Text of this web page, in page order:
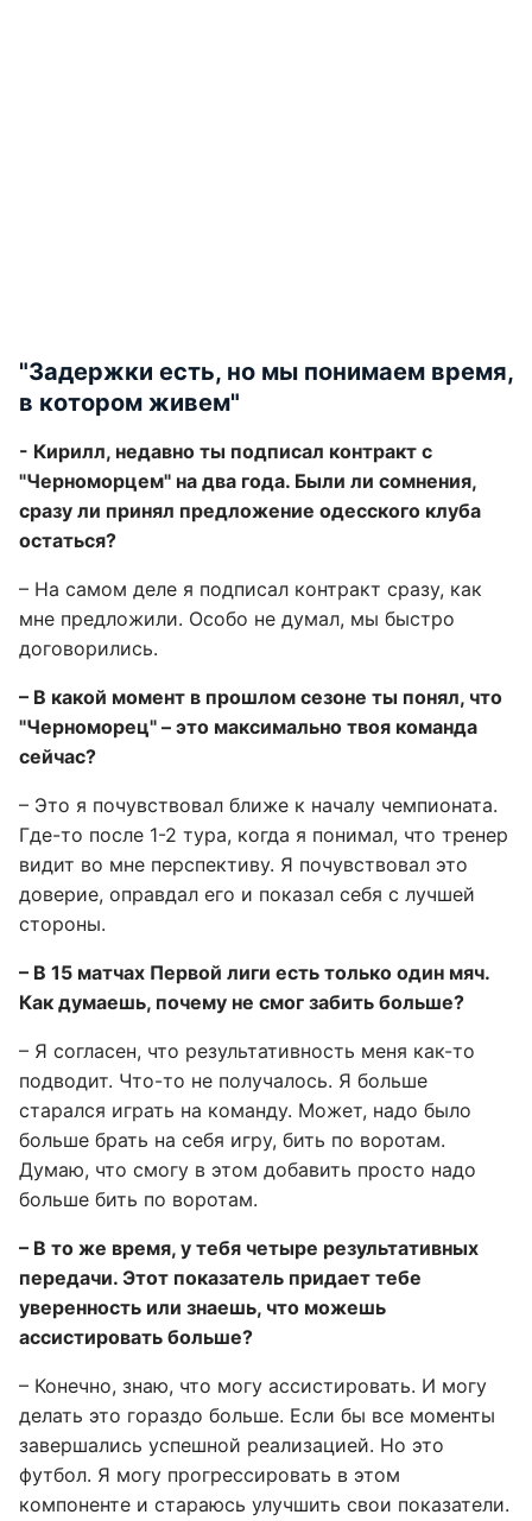
"Задержки есть, но мы понимаем время,
в котором живем"
- Кирилл, недавно ты подписал контракт с
"Черноморцем" на два года. Были ли сомнения,
сразу ли принял предложение одесского клуба
остаться?
– На самом деле я подписал контракт сразу, как
мне предложили. Особо не думал, мы быстро
договорились.
– В какой момент в прошлом сезоне ты понял, что
"Черноморец" – это максимально твоя команда
сейчас?
– Это я почувствовал ближе к началу чемпионата.
Где-то после 1-2 тура, когда я понимал, что тренер
видит во мне перспективу. Я почувствовал это
доверие, оправдал его и показал себя с лучшей
стороны.
– В 15 матчах Первой лиги есть только один мяч.
Как думаешь, почему не смог забить больше?
– Я согласен, что результативность меня как-то
подводит. Что-то не получалось. Я больше
старался играть на команду. Может, надо было
больше брать на себя игру, бить по воротам.
Думаю, что смогу в этом добавить просто надо
больше бить по воротам.
– В то же время, у тебя четыре результативных
передачи. Этот показатель придает тебе
уверенность или знаешь, что можешь
ассистировать больше?
– Конечно, знаю, что могу ассистировать. И могу
делать это гораздо больше. Если бы все моменты
завершались успешной реализацией. Но это
футбол. Я могу прогрессировать в этом
компоненте и стараюсь улучшить свои показатели.